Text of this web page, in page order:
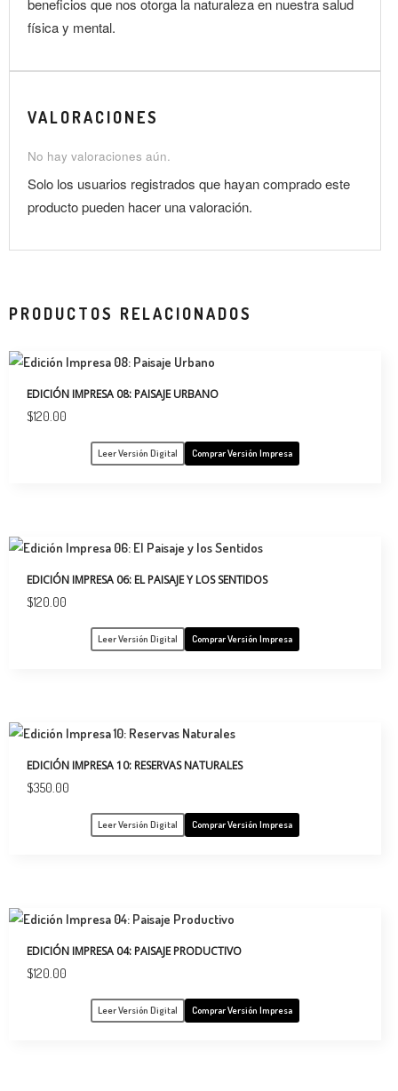
física y mental.
VALORACIONES
No hay valoraciones aún.
Solo los usuarios registrados que hayan comprado este
producto pueden hacer una valoración.
PRODUCTOS RELACIONADOS
EDICIÓN IMPRESA 08: PAISAJE URBANO
$120.00
Leer Versión Digital Comprar Versión Impresa
EDICIÓN IMPRESA 06: EL PAISAJE Y LOS SENTIDOS
$120.00
Leer Versión Digital Comprar Versión Impresa
EDICIÓN IMPRESA 10: RESERVAS NATURALES
$350.00
Leer Versión Digital Comprar Versión Impresa
EDICIÓN IMPRESA 04: PAISAJE PRODUCTIVO
$120.00
Leer Versión Digital Comprar Versión Impresa